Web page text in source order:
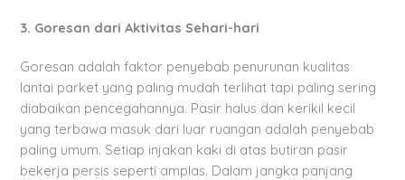
3. Goresan dari Aktivitas Sehari-hari
Goresan adalah faktor penyebab penurunan kualitas
lantai parket yang paling mudah terlihat tapi paling sering
diabaikan pencegahannya. Pasir halus dan kerikil kecil
yang terbawa masuk dari luar ruangan adalah penyebab
paling umum. Setiap injakan kaki di atas butiran pasir
bekerja persis seperti amplas. Dalam jangka panjang